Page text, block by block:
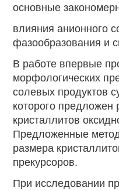
основные
влияния анионного
фазообразования и
В работе впервые
морфологических
солевых продуктов
которого предложен
кристаллитов
Предложенные
размера
прекурсоров.
При исследовании